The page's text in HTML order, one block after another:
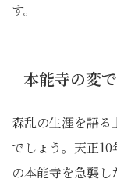
す。
本能寺の変
森乱の生涯を語
でしょう。天正
の本能寺を急襲し